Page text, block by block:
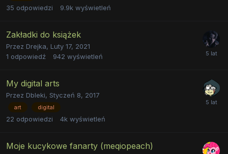
35 odpowiedzi 9.9k wyświetleń
Zakładki do książek
Przez Drejka, Luty 17, 2021
1 odpowiedź 942 wyświetleń
My digital arts
Przez Dbleki, Styczeń 8, 2017
art digital
22 odpowiedzi 4k wyświetleń
Moje kucykowe fanarty (meqiopeach)